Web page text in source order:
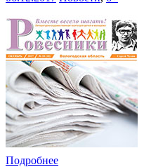
Подробнее